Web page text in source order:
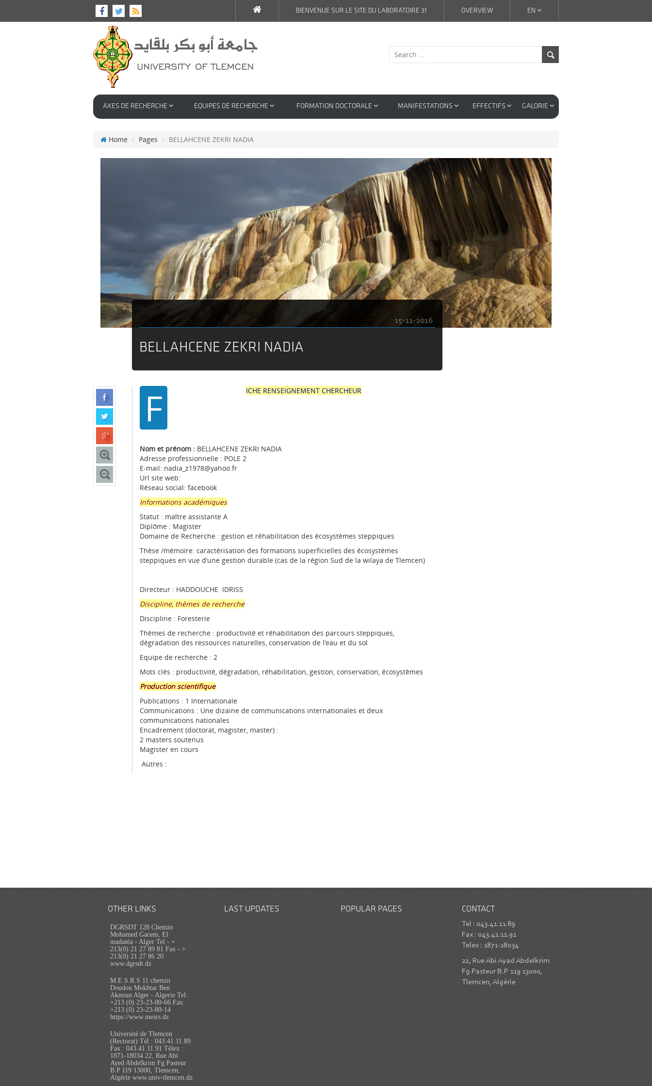
EN
OVERVIEW
BIENVENUE SUR LE SITE DU LABORATOIRE 31
AXES DE RECHERCHE EQUIPES DE RECHERCHE FORMATION DOCTORALE MANIFESTATIONS EFFECTIFS GALORIE
Home Pages BELLAHCENE ZEKRI NADIA
15-11-2016
BELLAHCENE ZEKRI NADIA
F ICHE RENSEIGNEMENT CHERCHEUR
Nom et prénom :BELLAHCENE ZEKRI NADIA
Adresse professionnelle : POLE 2
E-mail: nadia_z1978@yahoo.fr
Url site web:
Réseau social: facebook
Informations académiques
Statut : maître assistante A
Diplôme : Magister
Domaine de Recherche : gestion et réhabilitation des écosystèmes steppiques
Thèse /mémoire: caractérisation des formations superficielles des écosystèmes
steppiques en vue d’une gestion durable (cas de la région Sud de la wilaya de Tlemcen)
Directeur : HADDOUCHE IDRISS
Discipline, thèmes de recherche
Discipline : Foresterie
Thèmes de recherche : productivité et réhabilitation des parcours steppiques,
dégradation des ressources naturelles, conservation de l’eau et du sol
Equipe de recherche : 2
Mots clés : productivité, dégradation, réhabilitation, gestion, conservation, écosystèmes
Production scientifique
Publications : 1 Internationale
Communications : Une dizaine de communications internationales et deux
communications nationales
Encadrement (doctorat, magister, master) :
2 masters soutenus
Magister en cours
Autres :
OTHER LINKS
DGRSDT 128 Chemin
Mohamed Gacem, El
madania - Alger Tel - +
213(0) 21 27 89 81 Fax - +
213(0) 21 27 86 20
www.dgrsdt.dz
M.E.S.R.S 11 chemin
Doudou Mokhtar Ben
Aknoun Alger - Algerie Tel:
+213 (0) 23-23-80-66 Fax:
+213 (0) 23-23-80-14
https://www.mesrs.dz
Université de Tlemcen
(Rectorat) Tél : 043.41.11.89
Fax : 043.41.11.91 Télex :
1871-18034 22, Rue Abi
Ayed Abdelkrim Fg Pasteur
B.P 119 13000, Tlemcen,
Algérie www.univ-tlemcen.dz
LAST UPDATES POPULAR PAGES CONTACT
Tel : 043.41.11.89
Fax : 043.41.11.91
Telex : 1871-18034
22, Rue Abi Ayad Abdelkrim
Fg Pasteur B.P 119 13000,
Tlemcen, Algérie